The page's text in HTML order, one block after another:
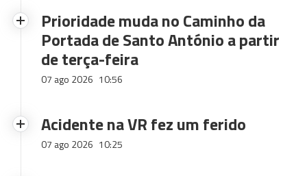
Prioridade muda no Caminho da
Portada de Santo António a partir
de terça-feira
07 ago 2026 10:56
Acidente na VR fez um ferido
07 ago 2026 10:25